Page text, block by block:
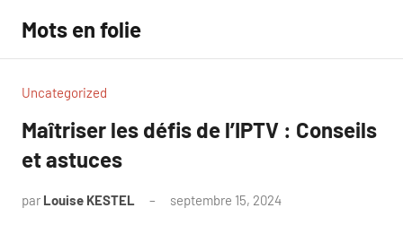
contenu
Mots en folie
Uncategorized
Maîtriser les défis de l’IPTV : Conseils
et astuces
par Louise KESTEL septembre 15, 2024